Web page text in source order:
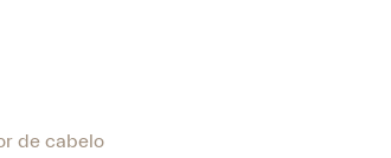
de cabelo